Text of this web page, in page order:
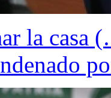
la casa